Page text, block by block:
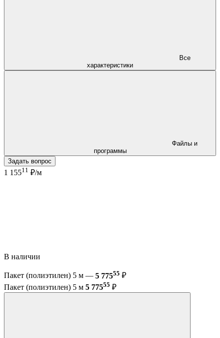
характеристики
программы
Задать вопрос
1 15511 ₽/м
В наличии
Пакет (полиэтилен) 5 м — 5 77555 ₽
Пакет (полиэтилен) 5 м 5 77555 ₽